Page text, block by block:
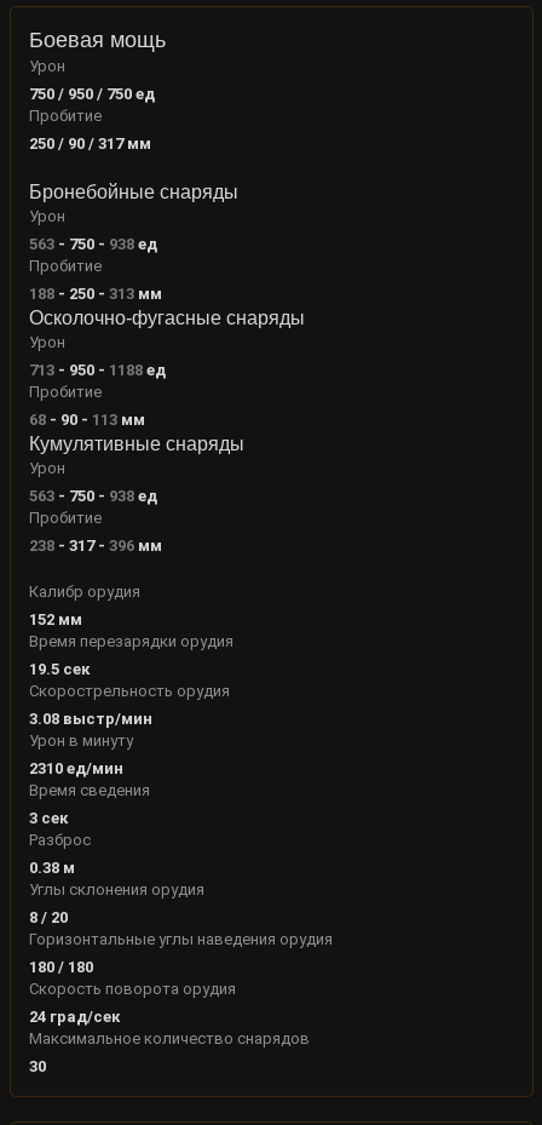
Боевая мощь
Урон
750 / 950 / 750 ед
Пробитие
250 / 90 / 317 мм
Бронебойные снаряды
Урон
563- 750- 938ед
Пробитие
188- 250- 313 мм
Осколочно-фугасные снаряды
Урон
713- 950- 1188ед
Пробитие
68- 90- 113 мм
Кумулятивные снаряды
Урон
563- 750- 938ед
Пробитие
238- 317- 396 мм
Калибр орудия
152мм
Время перезарядки орудия
19.5сек
Скорострельность орудия
3.08выстр/мин
Урон в минуту
2310ед/мин
Время сведения
3сек
Разброс
0.38м
Углы склонения орудия
8 / 20
Горизонтальные углы наведения орудия
180 / 180
Скорость поворота орудия
24град/сек
Максимальное количество снарядов
30